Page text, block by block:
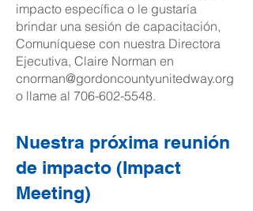
impacto específica o le gustaría
brindar una sesión de capacitación,
Comuníquese con nuestra Directora
Ejecutiva, Claire Norman en
cnorman@gordoncountyunitedway.org
o llame al 706-602-5548.
Nuestra próxima reunión
de impacto (Impact
Meeting)